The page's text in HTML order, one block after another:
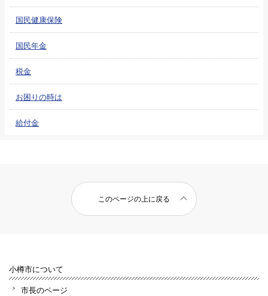
国民健康保険
国民年金
税金
お困りの時は
給付金
このページの上に戻る
小樽市について
市長のページ